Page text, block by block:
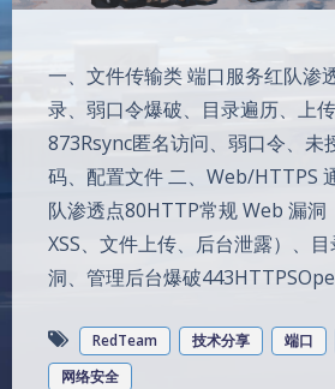
夜间模式
关闭
一、文件传输类 端口服务红队渗
录、弱口令爆破、目录遍历、上
873Rsync匿名访问、弱口令、未
码、配置文件 二、Web/HTTPS
队渗透点80HTTP常规 Web 漏洞
XSS、文件上传、后台泄露）、
洞、管理后台爆破
RedTeam 技术分享 端口
网络安全